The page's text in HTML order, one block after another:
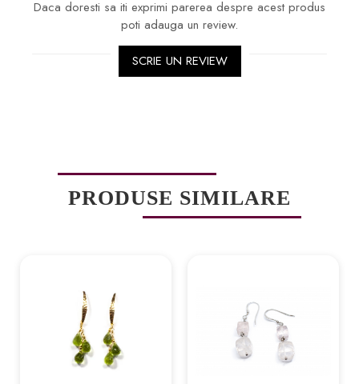
Daca doresti sa iti exprimi parerea despre acest produs
poti adauga un review.
SCRIE UN REVIEW
PRODUSE SIMILARE